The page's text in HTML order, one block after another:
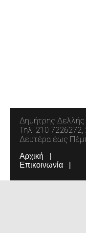
Δημήτρης Δελλής
Τηλ: 210
Δευτέρα έως
Αρχική
Επικοινωνία